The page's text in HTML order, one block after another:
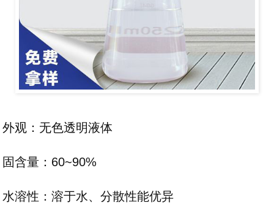
外观：无色透明液体
固含量：60~90%
水溶性：溶于水、分散性能优异